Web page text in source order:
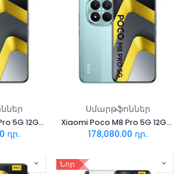
Xiaomi Poco M8 Pro 5G 12GB/512GB Silver
դր.
Սմարթֆոններ
Xiaomi Poco M8 Pro 5G 12GB/512GB Green
178,080.00 դր.
Նոր